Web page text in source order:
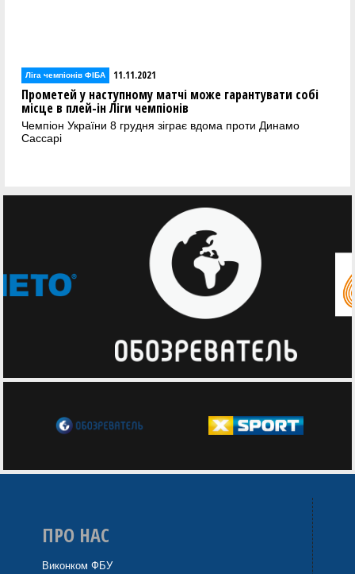
Ліга чемпіонів ФІБА 11.11.2021
Прометей у наступному матчі може гарантувати собі
місце в плей-ін Ліги чемпіонів
Чемпіон України 8 грудня зіграє вдома проти Динамо
Сассарі
ПРО НАС
Виконком ФБУ